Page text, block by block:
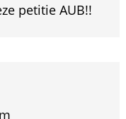
petitie AUB!!